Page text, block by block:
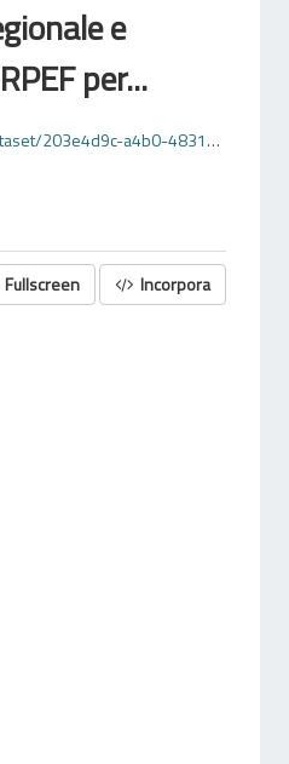
e
per...
4d77-b9e5-b5a966a6b57a/download/addizionaleregionaleecomunaleallirpefpertipologiadicontribuente2012.csv
Fullscreen Incorpora